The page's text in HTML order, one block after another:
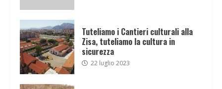
Tuteliamo i Cantieri culturali alla
Zisa, tuteliamo la cultura in
sicurezza
22 luglio 2023